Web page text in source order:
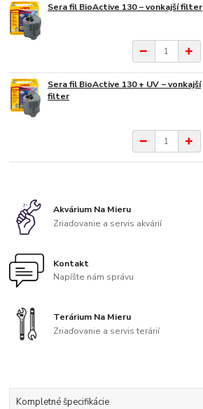
Sera fil BioActive 130 − vonkajší filter
Sera fil BioActive 130 + UV − vonkajší
filter
Akvárium Na Mieru
Zriaďovanie a servis akvárií
Kontakt
Napíšte nám správu
Terárium Na Mieru
Zriaďovanie a servis terárií
Kompletné špecifikácie